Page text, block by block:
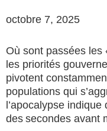
octobre 7, 2025
Où sont passées les
les priorités
pivotent
populations qui
l’apocalypse indique
des secondes avant